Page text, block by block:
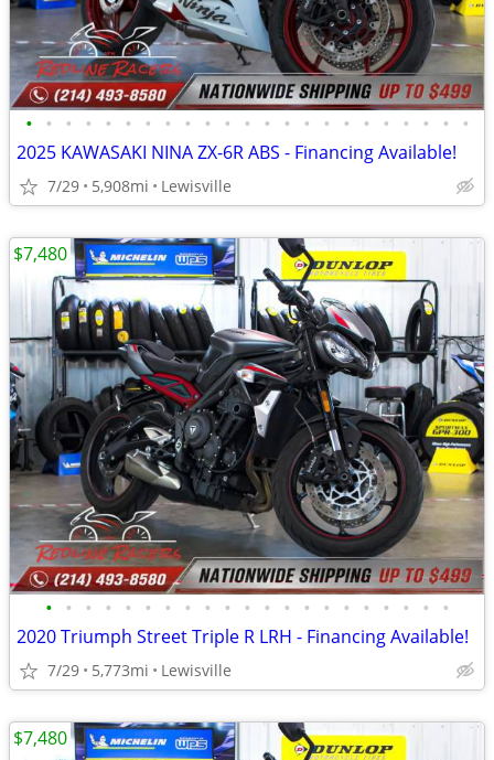
• • • • • • • • • • • • • • • • • • • • • • •
2025 KAWASAKI NINA ZX-6R ABS - Financing Available!
7/29 5,908mi Lewisville
• • • • • • • • • • • • • • • • • • • • •
2020 Triumph Street Triple R LRH - Financing Available!
7/29 5,773mi Lewisville
$7,480
$7,480